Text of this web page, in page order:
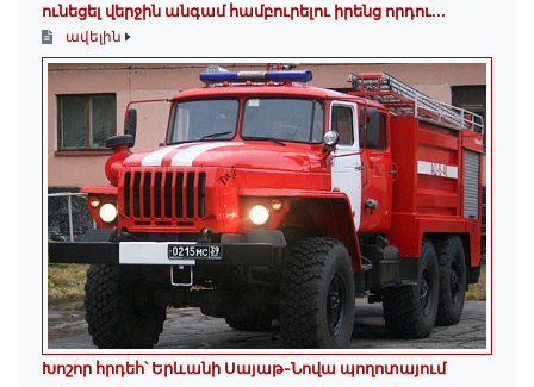
ունեցել վերջին անգամ համբուրելու իրենց որդու...
ավելին
Խոշոր հրդեհ՝ Երևանի Սայաթ-Նովա պողոտայում